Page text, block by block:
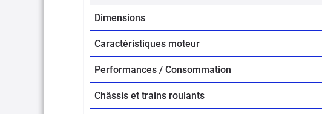
Dimensions
Caractéristiques moteur
Performances / Consommation
Châssis et trains roulants